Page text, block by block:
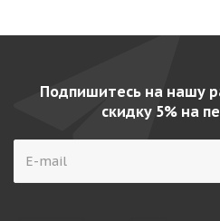
Подпишитесь на нашу
скидку 5% на